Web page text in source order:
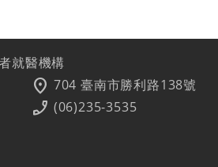
就醫機構
location_on 704 臺南市勝利路138號
phone_enabled (06)235-3535